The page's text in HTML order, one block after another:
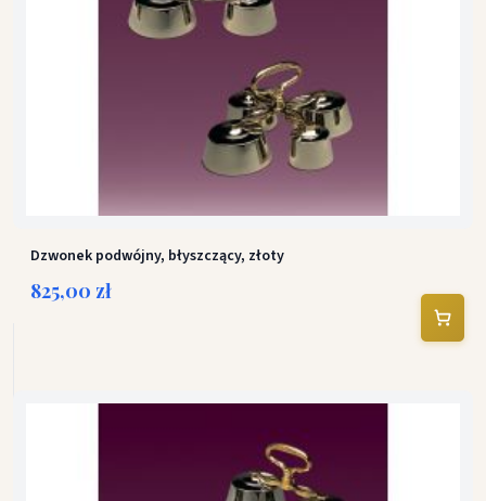
Dzwonek podwójny, błyszczący, złoty
825,00 zł